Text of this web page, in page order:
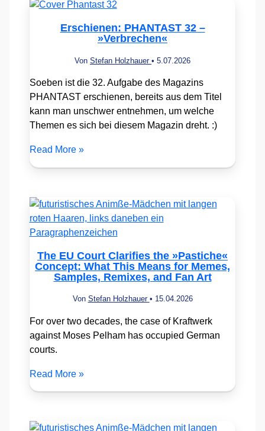
Erschienen: PHANTAST 32 –
»Verbrechen«
Von Stefan Holzhauer • 5.07.2026
Soeben ist die 32. Aufgabe des Magazins
PHANTAST erschienen, bereits aus dem Titel
kann man unschwer entnehmen, um welche
Themen es sich bei diesem Magazin dreht. :)
Read More »
The EU Court Clarifies the »Pastiche«
Concept: What This Means for Memes,
Samples, Remixes, and Fan Art
Von Stefan Holzhauer • 15.04.2026
For over two decades, the case of Kraftwerk
against Moses Pelham has occupied German
courts.
Read More »